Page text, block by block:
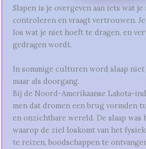
Slapen is je overgeven aan iets wat
controleren en vraagt vertrouwen.
los wat je niet hoeft te dragen, en
gedragen wordt.
In sommige culturen word slaap niet
maar als doorgang.
Bij de Noord-Amerikaanse Lakota-
men dat dromen een brug vormden
en onzichtbare wereld. De slaap was
waarop de ziel loskomt van het
te reizen, boodschappen te